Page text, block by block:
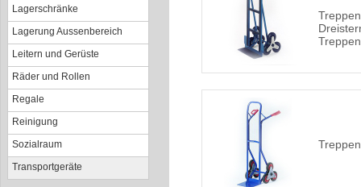
Lagerschränke
Lagerung Aussenbereich
Leitern und Gerüste
Räder und Rollen
Regale
Reinigung
Sozialraum
Transportgeräte